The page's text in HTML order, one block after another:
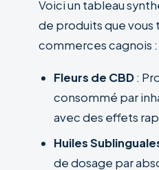
Voici un tableau
de produits que vous
commerces cagnois :
Fleurs de CBD:
consommé par
avec des effets
Huiles
de dosage par